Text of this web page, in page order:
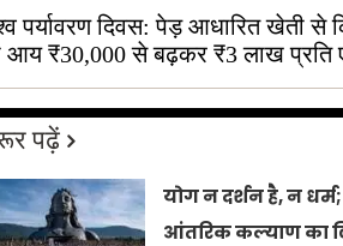
पर्यावरण दिवस: पेड़ आधारित खेती से
आय ₹30,000 से बढ़कर ₹3 लाख प्रति
पढ़ें
योग न दर्शन है, न
आंतरिक कल्याण का